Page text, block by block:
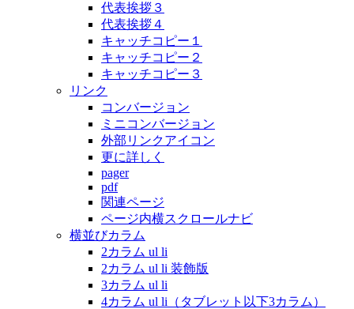
代表挨拶３
代表挨拶４
キャッチコピー１
キャッチコピー２
キャッチコピー３
リンク
コンバージョン
ミニコンバージョン
外部リンクアイコン
更に詳しく
pager
pdf
関連ページ
ページ内横スクロールナビ
横並びカラム
2カラム ul li
2カラム ul li 装飾版
3カラム ul li
4カラム ul li（タブレット以下3カラム）